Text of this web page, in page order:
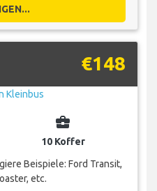
€148
business_center
10 Koffer
Beispiele: Ford Transit,
etc.